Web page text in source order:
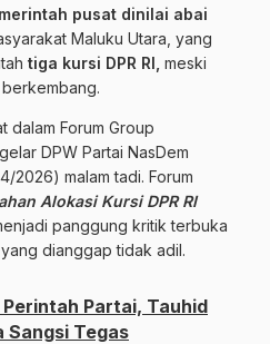
pusat dinilai abai
Maluku Utara, yang
tiga kursi DPR RI, meski
dalam Forum Group
DPW Partai NasDem
2026) malam tadi. Forum
Alokasi Kursi DPR RI
panggung kritik terbuka
dianggap tidak adil.
Partai, Tauhid
Sangsi Tegas